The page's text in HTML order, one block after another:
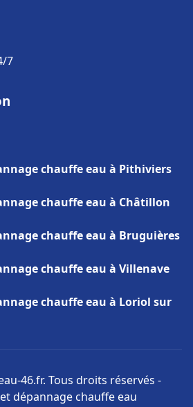
7
chauffe eau à Pithiviers
chauffe eau à Châtillon
chauffe eau à Bruguières
chauffe eau à Villenave
chauffe eau à Loriol sur
46.fr. Tous droits réservés -
dépannage chauffe eau